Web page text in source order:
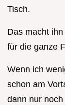
Tisch.
Das macht
für die ganze
Wenn ich
schon am
dann nur